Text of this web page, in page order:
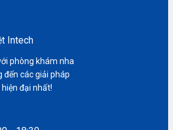
phòng khám nha
đến các giải pháp
đại nhất!